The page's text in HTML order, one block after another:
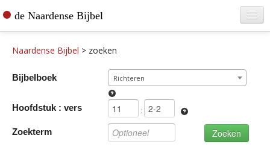
de Naardense Bijbel
De vertaler
Contact
Naardense Bijbel > zoeken
Bijbelboek Richteren
Hoofdstuk : vers :
Zoekterm